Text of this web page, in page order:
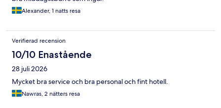
Alexander, 1 natts resa
Verifierad recension
10/10 Enastående
28 juli 2026
Mycket bra service och bra personal och fint hotell.
Nawras, 2 nätters resa